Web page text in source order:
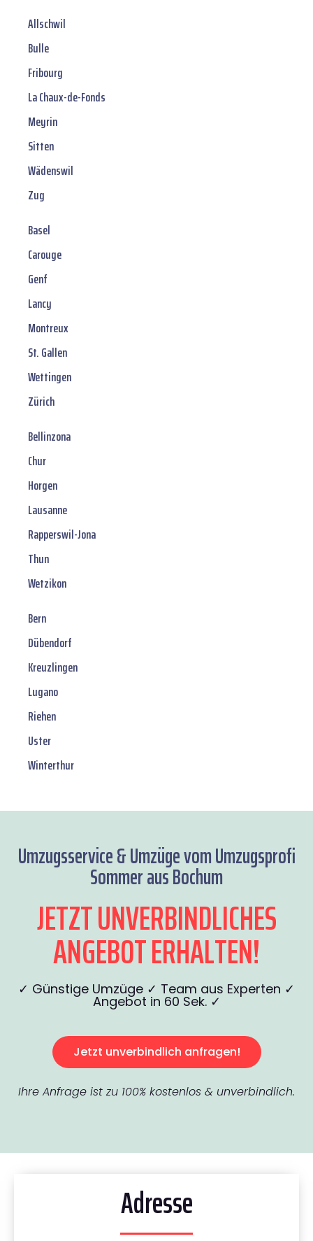
Allschwil
Bulle
Fribourg
La Chaux-de-Fonds
Meyrin
Sitten
Wädenswil
Zug
Basel
Carouge
Genf
Lancy
Montreux
St. Gallen
Wettingen
Zürich
Bellinzona
Chur
Horgen
Lausanne
Rapperswil-Jona
Thun
Wetzikon
Bern
Dübendorf
Kreuzlingen
Lugano
Riehen
Uster
Winterthur
Umzugsservice & Umzüge vom Umzugsprofi
Sommer aus Bochum
JETZT UNVERBINDLICHES
ANGEBOT ERHALTEN!
✓ Günstige Umzüge ✓ Team aus Experten ✓
Angebot in 60 Sek. ✓
Jetzt unverbindlich anfragen!
Ihre Anfrage ist zu 100% kostenlos & unverbindlich.
Adresse